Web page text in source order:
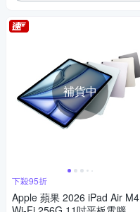
補貨中
下殺95折
Apple 蘋果 2026 iPad Air M4